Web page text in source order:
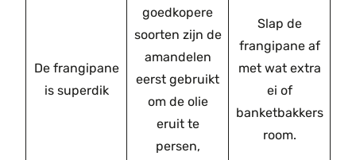
De frangipane
is superdik
goedkopere
soorten zijn de
amandelen
eerst gebruikt
om de olie
eruit te
persen,
Slap de
frangipane af
met wat extra
ei of
banketbakkers
room.